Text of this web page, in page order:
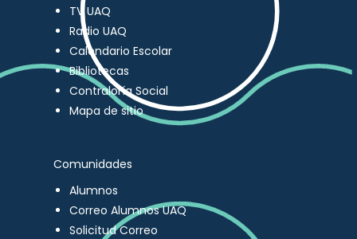
TV UAQ
Radio UAQ
Calendario Escolar
Bibliotecas
Contraloría Social
Mapa de sitio
Comunidades
Alumnos
Correo Alumnos UAQ
Solicitud Correo